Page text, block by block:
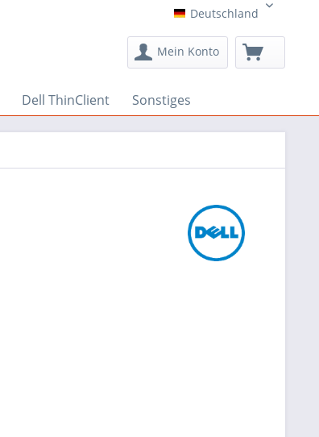
Deutschland
Deutschland
Mein Konto
Dell ThinClient Sonstiges